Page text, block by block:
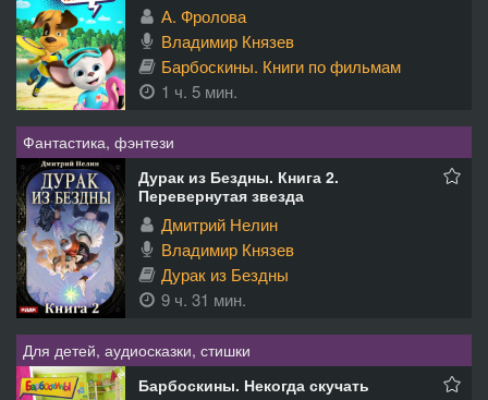
А. Фролова
Владимир Князев
Барбоскины. Книги по фильмам
1 ч. 5 мин.
Фантастика, фэнтези
Дурак из Бездны. Книга 2.
Перевернутая звезда
Дмитрий Нелин
Владимир Князев
Дурак из Бездны
9 ч. 31 мин.
Для детей, аудиосказки, стишки
Барбоскины. Некогда скучать